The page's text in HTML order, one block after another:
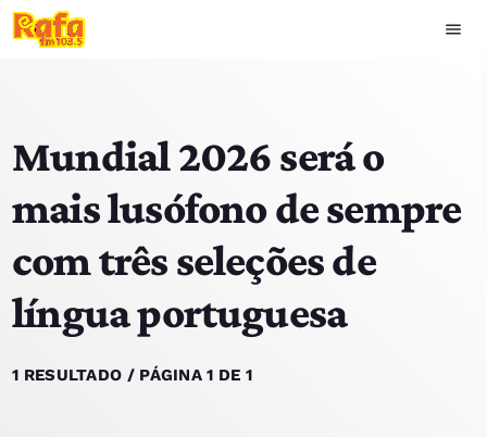
menu
play_arrow OUVIR RAFA
HOME
NOTÍCIAS
EQUIPA
Mundial 2026 será o
mais lusófono de sempre
com três seleções de
língua portuguesa
1 RESULTADO / PÁGINA 1 DE 1